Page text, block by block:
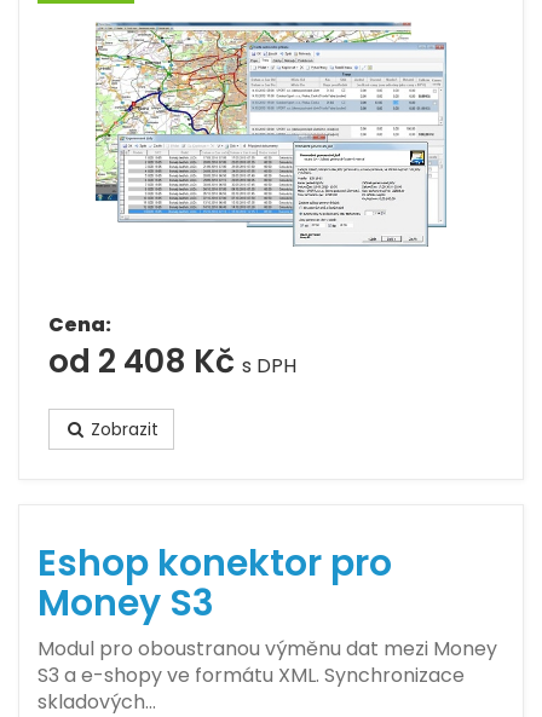
Cena:
od 2 408 Kč s DPH
Zobrazit
Eshop konektor pro
Money S3
Modul pro oboustranou výměnu dat mezi Money
S3 a e-shopy ve formátu XML. Synchronizace
skladových…